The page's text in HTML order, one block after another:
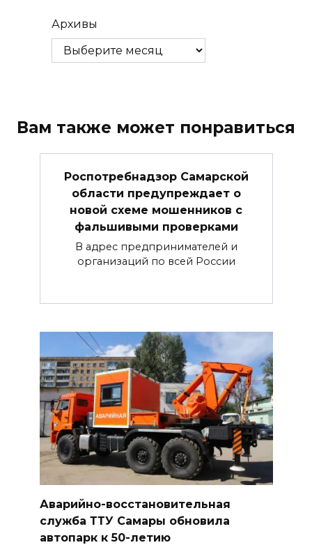
Архивы
Вам также может понравиться
Роспотребнадзор Самарской
области предупреждает о
новой схеме мошенников с
фальшивыми проверками
В адрес предпринимателей и
организаций по всей России
Аварийно-восстановительная
служба ТТУ Самары обновила
автопарк к 50-летию